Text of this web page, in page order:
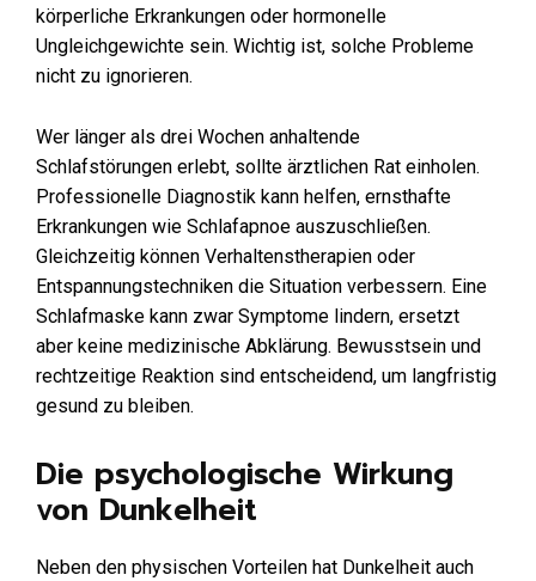
körperliche Erkrankungen oder hormonelle
Ungleichgewichte sein. Wichtig ist, solche Probleme
nicht zu ignorieren.
Wer länger als drei Wochen anhaltende
Schlafstörungen erlebt, sollte ärztlichen Rat einholen.
Professionelle Diagnostik kann helfen, ernsthafte
Erkrankungen wie Schlafapnoe auszuschließen.
Gleichzeitig können Verhaltenstherapien oder
Entspannungstechniken die Situation verbessern. Eine
Schlafmaske kann zwar Symptome lindern, ersetzt
aber keine medizinische Abklärung. Bewusstsein und
rechtzeitige Reaktion sind entscheidend, um langfristig
gesund zu bleiben.
Die psychologische Wirkung
von Dunkelheit
Neben den physischen Vorteilen hat Dunkelheit auch